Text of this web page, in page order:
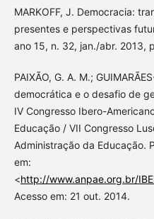
MARKOFF, J. Democracia:
presentes e perspectivas
ano 15, n. 32, jan./abr. 2013,
PAIXÃO, G. A. M.;
democrática e o desafio de
IV Congresso Ibero-
Educação / VII Congresso
Administração da Educação.
em:
<http://www.anpae.org.br/
Acesso em: 21 out. 2014.